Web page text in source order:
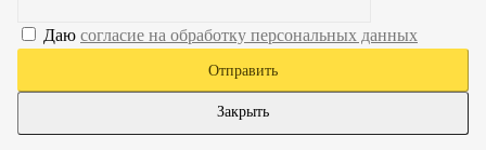
Даю согласие на обработку персональных данных
Закрыть